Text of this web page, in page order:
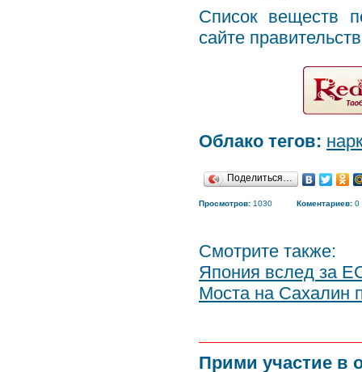
Список веществ
сайте
Облако тегов:
Поделиться…
Просмотров: 1030 Коментариев: 0
Смотрите также:
Япония вслед за
Моста на Сахалин
Прими участие в